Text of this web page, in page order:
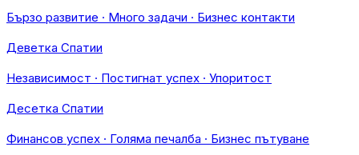
Бързо развитие · Много задачи · Бизнес контакти
Деветка Спатии
Независимост · Постигнат успех · Упоритост
Десетка Спатии
Финансов успех · Голяма печалба · Бизнес пътуване